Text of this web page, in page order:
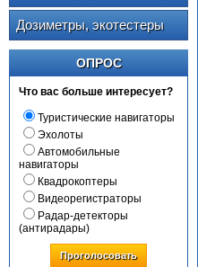
Дозиметры, экотестеры
ОПРОС
Что вас больше интересует?
Туристические навигаторы
Эхолоты
Автомобильные
навигаторы
Квадрокоптеры
Видеорегистраторы
Радар-детекторы
(антирадары)
Проголосовать